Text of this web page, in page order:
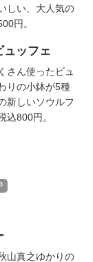
しい、大人気の
円。
ュッフェ
さん使ったビュ
りの小鉢が5種
新しいソウルフ
込800円。
山真之ゆかりの